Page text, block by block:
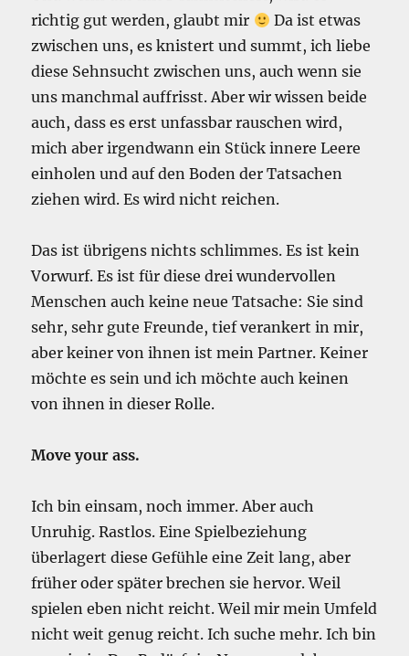
richtig gut werden, glaubt mir
Da ist etwas
zwischen uns, es knistert und summt, ich liebe
diese Sehnsucht zwischen uns, auch wenn sie
uns manchmal auffrisst. Aber wir wissen beide
auch, dass es erst unfassbar rauschen wird,
mich aber irgendwann ein Stück innere Leere
einholen und auf den Boden der Tatsachen
ziehen wird. Es wird nicht reichen.
Das ist übrigens nichts schlimmes. Es ist kein
Vorwurf. Es ist für diese drei wundervollen
Menschen auch keine neue Tatsache: Sie sind
sehr, sehr gute Freunde, tief verankert in mir,
aber keiner von ihnen ist mein Partner. Keiner
möchte es sein und ich möchte auch keinen
von ihnen in dieser Rolle.
Move your ass.
Ich bin einsam, noch immer. Aber auch
Unruhig. Rastlos. Eine Spielbeziehung
überlagert diese Gefühle eine Zeit lang, aber
früher oder später brechen sie hervor. Weil
spielen eben nicht reicht. Weil mir mein Umfeld
nicht weit genug reicht. Ich suche mehr. Ich bin